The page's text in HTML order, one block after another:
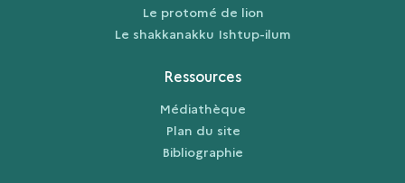
Le protomé de lion
Le shakkanakku Ishtup-ilum
Ressources
Médiathèque
Plan du site
Bibliographie